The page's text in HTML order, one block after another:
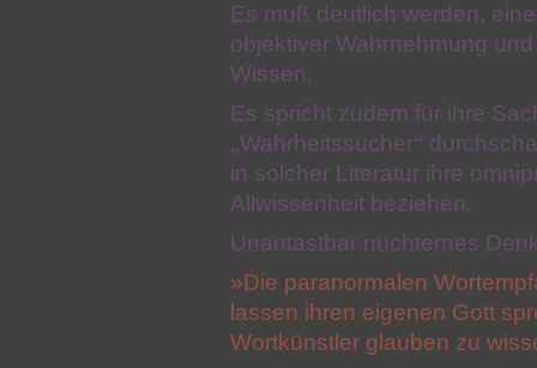
Es muß deutlich werden,
objektiver Wahrnehmung
Wissen.
Es spricht zudem für ihre
„Wahrheitssucher“
in solcher Literatur ihre
Allwissenheit beziehen.
Unantastbar nüchternes
»Die paranormalen
lassen ihren eigenen Gott
Wortkünstler glauben zu